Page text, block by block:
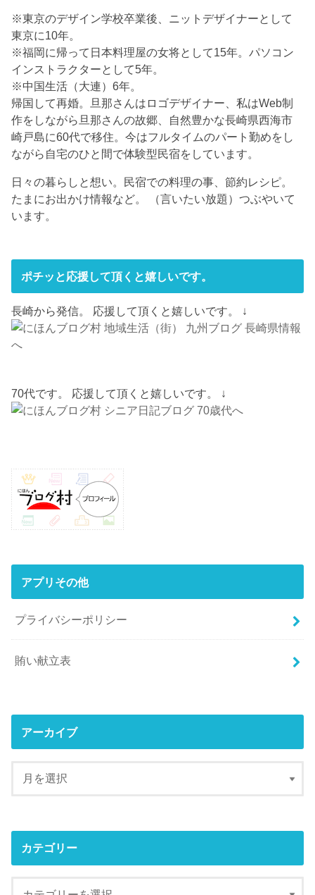
※東京のデザイン学校卒業後、ニットデザイナーとして
東京に10年。
※福岡に帰って日本料理屋の女将として15年。パソコン
インストラクターとして5年。
※中国生活（大連）6年。
帰国して再婚。旦那さんはロゴデザイナー、私はWeb制
作をしながら旦那さんの故郷、自然豊かな長崎県西海市
崎戸島に60代で移住。今はフルタイムのパート勤めをし
ながら自宅のひと間で体験型民宿をしています。
日々の暮らしと想い。民宿での料理の事、節約レシピ。
たまにお出かけ情報など。 （言いたい放題）つぶやいて
います。
ポチッと応援して頂くと嬉しいです。
長崎から発信。 応援して頂くと嬉しいです。 ↓
70代です。 応援して頂くと嬉しいです。 ↓
アプリその他
プライバシーポリシー
賄い献立表
アーカイブ
カテゴリー